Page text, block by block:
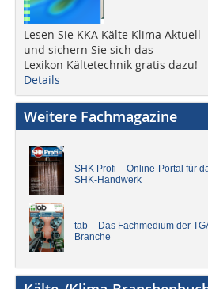
Lesen Sie KKA Kälte Klima Aktuell
und sichern Sie sich das
Lexikon Kältetechnik gratis dazu!
Details
Weitere Fachmagazine
SHK Profi – Online-Portal für
SHK-Handwerk
tab – Das Fachmedium der
Branche